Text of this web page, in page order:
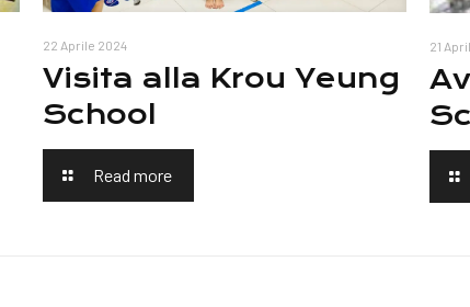
22 Aprile 2024
Visita alla Krou Yeung
School
Read more
21